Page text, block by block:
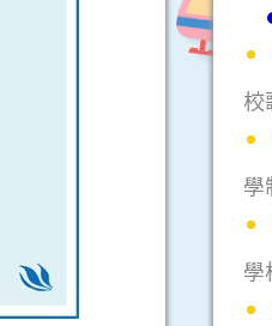
校
學
學